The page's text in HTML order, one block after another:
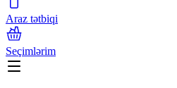
Araz tətbiqi
Seçimlərim